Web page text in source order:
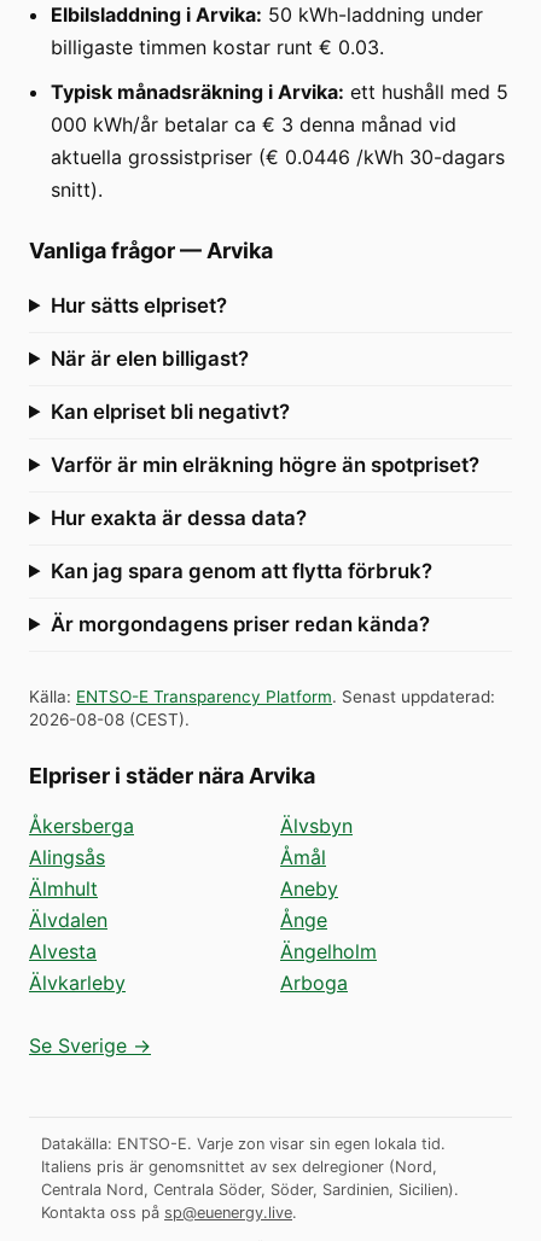
Elbilsladdning i Arvika: 50 kWh-laddning under
billigaste timmen kostar runt € 0.03.
Typisk månadsräkning i Arvika: ett hushåll med 5
000 kWh/år betalar ca € 3 denna månad vid
aktuella grossistpriser (€ 0.0446 /kWh 30-dagars
snitt).
Vanliga frågor— Arvika
Hur sätts elpriset?
När är elen billigast?
Kan elpriset bli negativt?
Varför är min elräkning högre än spotpriset?
Hur exakta är dessa data?
Kan jag spara genom att flytta förbruk?
Är morgondagens priser redan kända?
Källa: ENTSO-E Transparency Platform. Senast uppdaterad:
2026-08-08 (CEST).
Elpriser i städer nära Arvika
Åkersberga
Alingsås
Älmhult
Älvdalen
Alvesta
Älvkarleby
Älvsbyn
Åmål
Aneby
Ånge
Ängelholm
Arboga
Se Sverige →
Datakälla: ENTSO-E. Varje zon visar sin egen lokala tid.
Italiens pris är genomsnittet av sex delregioner (Nord,
Centrala Nord, Centrala Söder, Söder, Sardinien, Sicilien).
Kontakta oss på sp@euenergy.live.